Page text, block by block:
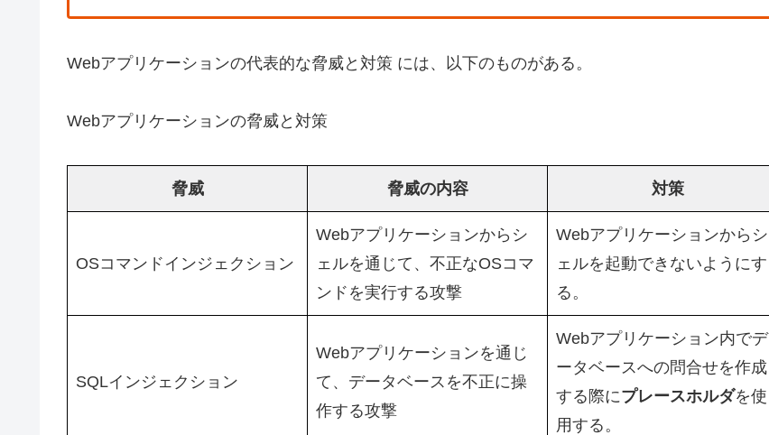
Webアプリケーションの代表的な脅威と対策 には、以下のものがある。
Webアプリケーションの脅威と対策
脅威 脅威の内容 対策
OSコマンドインジェクション
Webアプリケーションからシ
ェルを通じて、不正なOSコマ
ンドを実行する攻撃
Webアプリケーションからシ
ェルを起動できないようにす
る。
SQLインジェクション
Webアプリケーションを通じ
て、データベースを不正に操
作する攻撃
Webアプリケーション内でデ
ータベースへの問合せを作成
する際にプレースホルダを使
用する。